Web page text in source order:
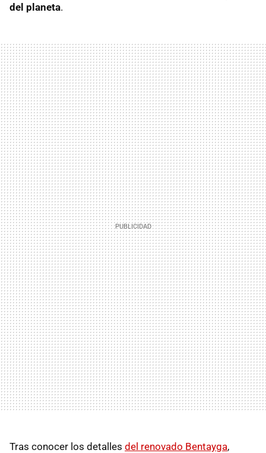
del planeta.
Tras conocer los detalles del renovado Bentayga,